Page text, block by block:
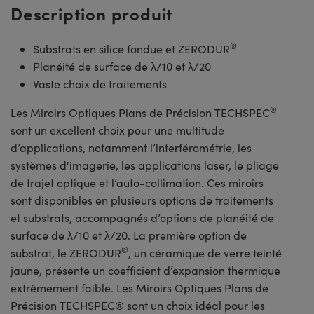
Description produit
Substrats en silice fondue et ZERODUR®
Planéité de surface de λ/10 et λ/20
Vaste choix de traitements
Les Miroirs Optiques Plans de Précision TECHSPEC®
sont un excellent choix pour une multitude
d’applications, notamment l’interférométrie, les
systèmes d'imagerie, les applications laser, le pliage
de trajet optique et l’auto-collimation. Ces miroirs
sont disponibles en plusieurs options de traitements
et substrats, accompagnés d’options de planéité de
surface de λ/10 et λ/20. La première option de
substrat, le ZERODUR®, un céramique de verre teinté
jaune, présente un coefficient d’expansion thermique
extrêmement faible. Les Miroirs Optiques Plans de
Précision TECHSPEC® sont un choix idéal pour les